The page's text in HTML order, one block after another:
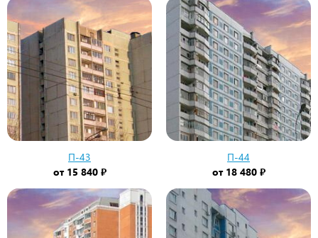
П-43
от 15 840 ₽
П-44
от 18 480 ₽